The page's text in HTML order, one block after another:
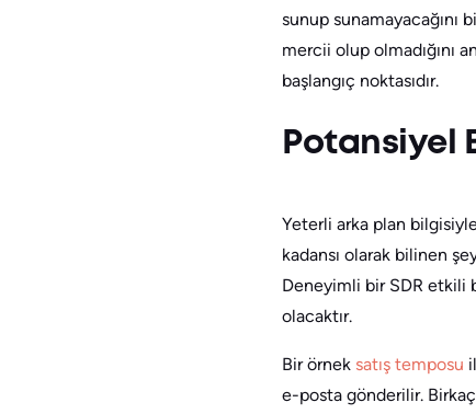
sunup
mercii olup olmadığını
başlangıç noktasıdır.
Potansiyel
Yeterli arka plan
kadansı olarak bilinen
Deneyimli bir SDR etkili
olacaktır.
Bir örnek satış temposu
e-posta gönderilir.